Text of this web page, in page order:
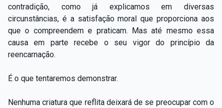
contradição, como já explicamos em diversas
circunstâncias, é a satisfação moral que proporciona aos
que o compreendem e praticam. Mas até mesmo essa
causa em parte recebe o seu vigor do princípio da
reencarnação.
É o que tentaremos demonstrar.
Nenhuma criatura que reflita deixará de se preocupar com o